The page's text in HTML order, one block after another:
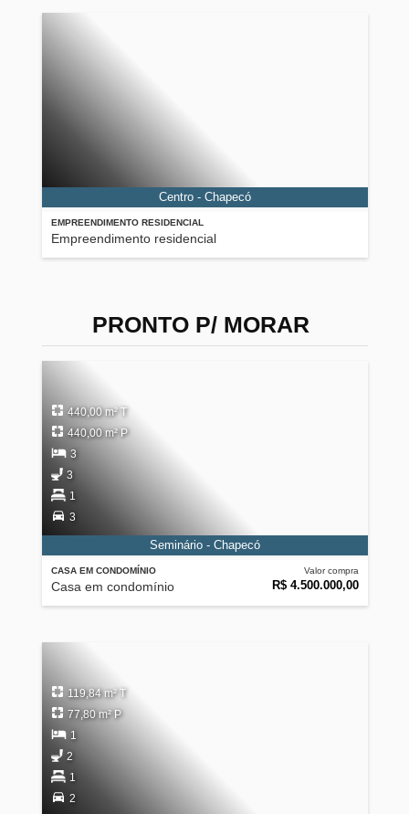
EMPREENDIMENTO RESIDENCIAL
Empreendimento residencial
Centro - Chapecó
PRONTO P/ MORAR
CASA EM CONDOMÍNIO
Casa em condomínio
Valor compra
R$ 4.500.000,00
440,00 m² T
440,00 m² P
3
3
1
3
Seminário - Chapecó
119,84 m² T
77,80 m² P
1
2
1
2